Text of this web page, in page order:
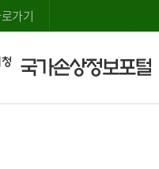
가기